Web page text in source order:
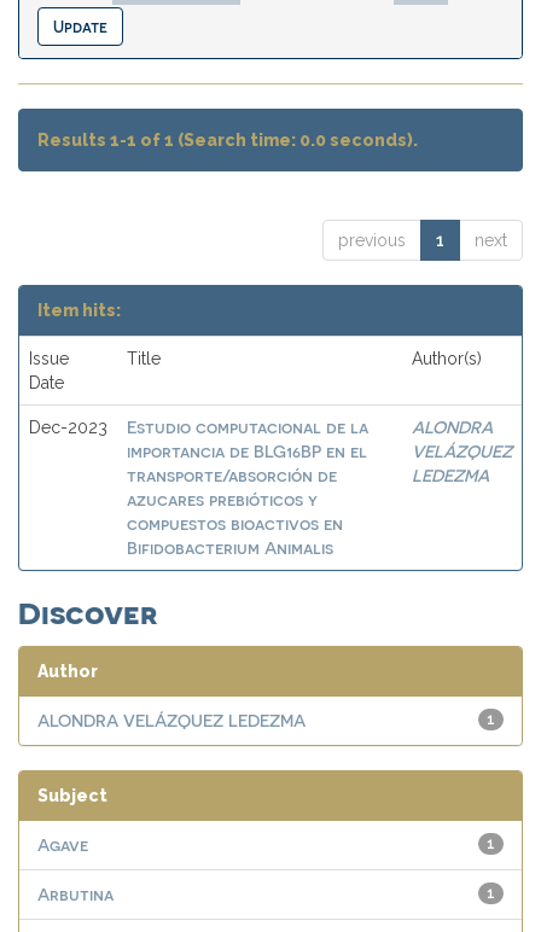
Results 1-1 of 1 (Search time: 0.0 seconds).
previous 1 next
Item hits:
Issue
Date
Title Author(s)
Dec-2023
Estudio computacional de la
importancia de BLG16BP en el
transporte/absorción de
azucares prebióticos y
compuestos bioactivos en
Bifidobacterium Animalis
ALONDRA
VELÁZQUEZ
LEDEZMA
Discover
Author
1
ALONDRA VELÁZQUEZ LEDEZMA
Subject
1
Agave
1
Arbutina